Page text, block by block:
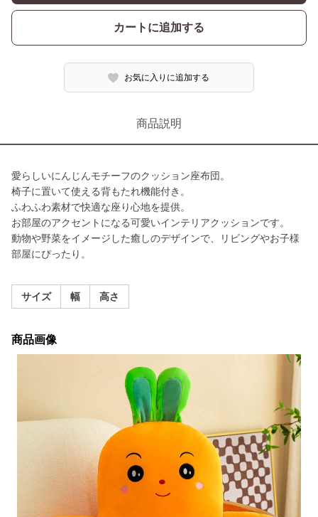
カートに追加する
お気に入りに追加する
商品説明
愛らしいにんじんモチーフのクッション座布団。
椅子に置いて使える背もたれ機能付き。
ふわふわ素材で快適な座り心地を提供。
お部屋のアクセントになる可愛いインテリアクッションです。
動物や野菜をイメージした癒しのデザインで、リビングやお子様
部屋にぴったり。
サイズ 幅 高さ
商品画像